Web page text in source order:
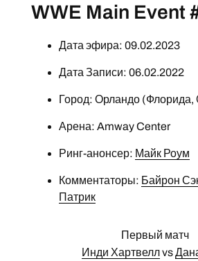
WWE Main Event
Дата эфира: 09.02.2023
Дата Записи: 06.02.2022
Город: Орландо
Арена: Amway Center
Ринг-анонсер: Майк Роум
Комментаторы: Байрон
Патрик
Первый матч
Инди Хартвеллvs